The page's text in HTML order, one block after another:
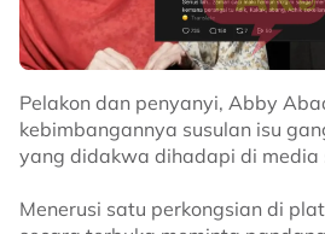
Pelakon dan penyanyi, Abby
kebimbangannya susulan isu
yang didakwa dihadapi di media
Menerusi satu perkongsian di